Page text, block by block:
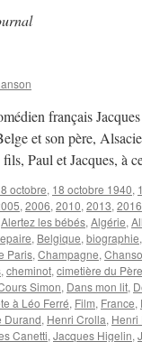
français
et son père,
Paul et Jacques, à
octobre, 18 octobre 1940,
, 2006, 2010, 2013, 2016
Alertez les bébés, Algérie,
, Belgique, biographie,
Paris, Champagne,
, cheminot, cimetière du
Simon, Dans mon lit,
à Léo Ferré, Film, France,
Durand, Henri Crolla, Henri
Canetti, Jacques Higelin,